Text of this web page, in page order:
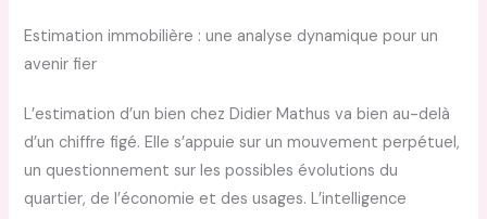
Estimation immobilière : une analyse dynamique pour un
avenir fier
L’estimation d’un bien chez Didier Mathus va bien au-delà
d’un chiffre figé. Elle s’appuie sur un mouvement perpétuel,
un questionnement sur les possibles évolutions du
quartier, de l’économie et des usages. L’intelligence